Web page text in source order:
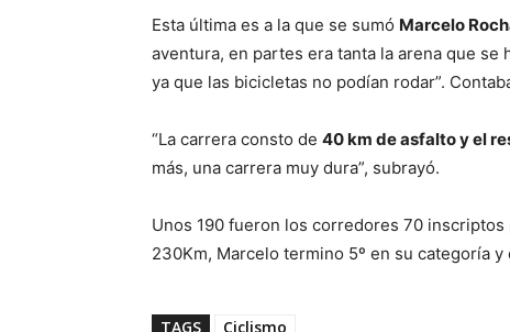
Esta última es a la que se sumó Marcelo
aventura, en partes era tanta la arena que
ya que las bicicletas no podían rodar”.
“La carrera consto de 40 km de asfalto y el
más, una carrera muy dura”, subrayó.
Unos 190 fueron los corredores 70
230Km, Marcelo termino 5º en su categoría
TAGS Ciclismo